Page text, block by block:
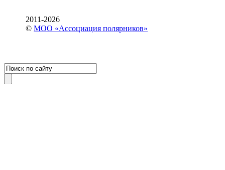
2011-2026
©МОО «Ассоциация полярников»